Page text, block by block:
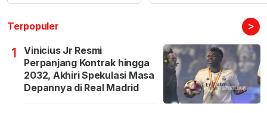
Terpopuler >
1
Vinicius Jr Resmi
Perpanjang Kontrak hingga
2032, Akhiri Spekulasi Masa
Depannya di Real Madrid